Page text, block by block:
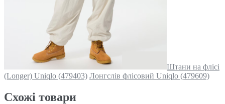
Штани на флісі
(Longer) Uniqlo (479403) Лонгслів флісовий Uniqlo (479609)
Схожi товари